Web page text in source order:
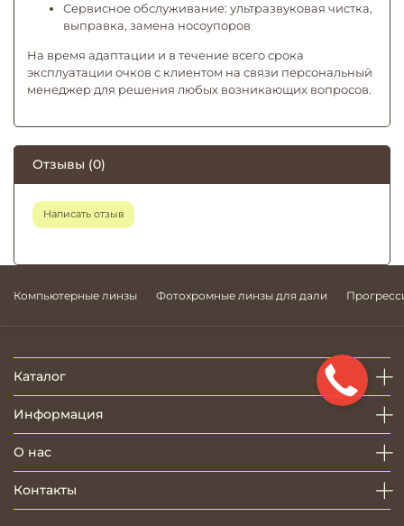
Сервисное обслуживание: ультразвуковая чистка,
выправка, замена носоупоров
На время адаптации и в течение всего срока
эксплуатации очков с клиентом на связи персональный
менеджер для решения любых возникающих вопросов.
Отзывы (0)
Написать отзыв
Компьютерные линзы Фотохромные линзы для дали
Каталог
Информация
О нас
Контакты